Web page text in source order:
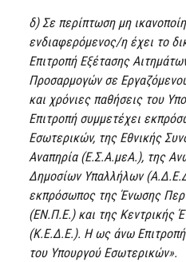
δ) Σε περίπτωση μη
ενδιαφερόμενος/η έχει το
Επιτροπή Εξέτασης
Προσαρμογών σε
και χρόνιες παθήσεις του
Επιτροπή συμμετέχει
Εσωτερικών, της Εθνικής
Αναπηρία (Ε.Σ.Α.μεΑ.), της
Δημοσίων Υπαλλήλων
εκπρόσωπος της Ένωσης
(ΕΝ.Π.Ε.) και της Κεντρικής
(Κ.Ε.Δ.Ε.). Η ως άνω
του Υπουργού Εσωτερικών».